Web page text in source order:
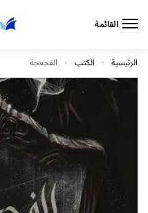
القائمة
الرئيسية » الكتب » الفجعجة